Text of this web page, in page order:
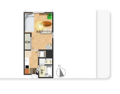
に入